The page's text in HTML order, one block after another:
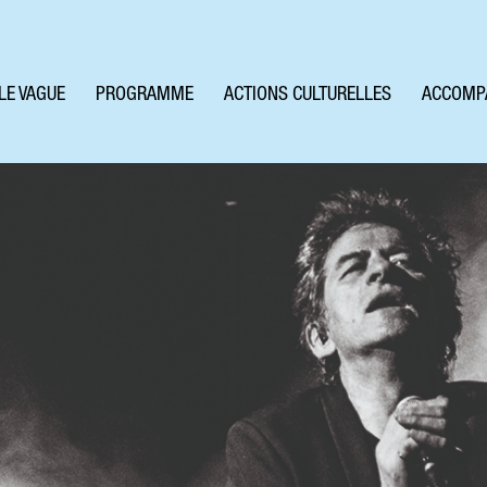
VAGUE PROGRAMME ACTIONS CULTURELLES